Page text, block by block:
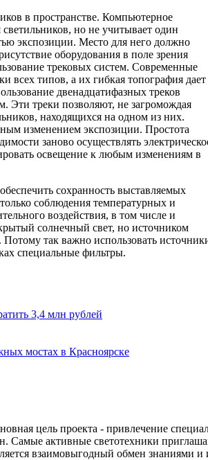
в пространстве. Компьютерное
но не учитывает один
экспозиции. Место для него должно
оборудования в поле зрения
трековых систем. Современные
всех типов, а их гибкая топография дает
двенадцатифазных треков
Эти треки позволяют, не загромождая
находящихся на одном из них.
изменением экспозиции. Простота
заново осуществлять
освещение к любым изменениям в
сохранность выставляемых
соблюдения температурных и
воздействия, в том числе и
солнечный свет, но источником
так важно использовать
специальные фильтры.
3,4 млн рублей
мостах в Красноярске
цель проекта - привлечение
Самые активные светотехники
взаимовыгодный обмен знаниями